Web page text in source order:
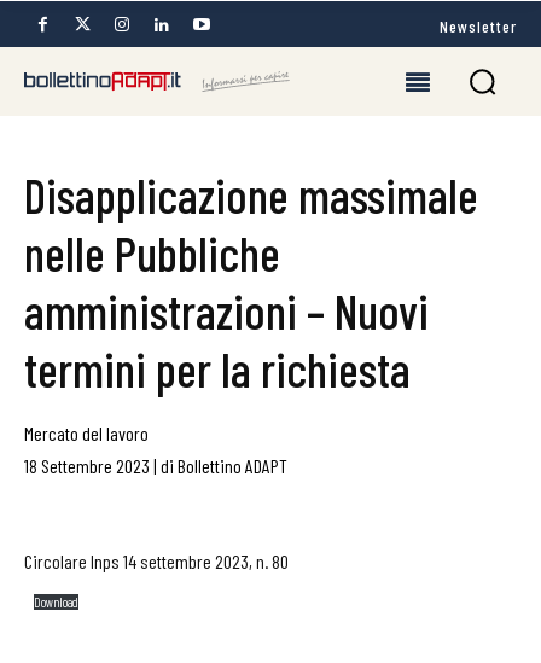
Newsletter
Disapplicazione massimale
nelle Pubbliche
amministrazioni – Nuovi
termini per la richiesta
Mercato del lavoro
18 Settembre 2023 | di Bollettino ADAPT
Circolare Inps 14 settembre 2023, n. 80
Download